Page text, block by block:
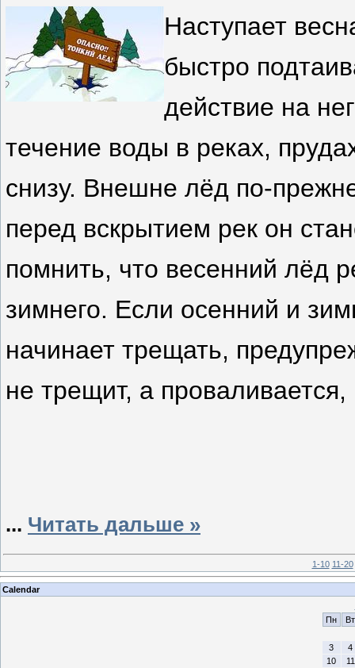
Наступает
быстро
действие на
течение воды в реках,
снизу. Внешне лёд по-
перед вскрытием рек он
помнить, что весенний лёд
зимнего. Если осенний и
начинает трещать,
не трещит, а
... Читать дальше »
1-10 11-20
Calendar
Пн
Вт
3
4
10
11